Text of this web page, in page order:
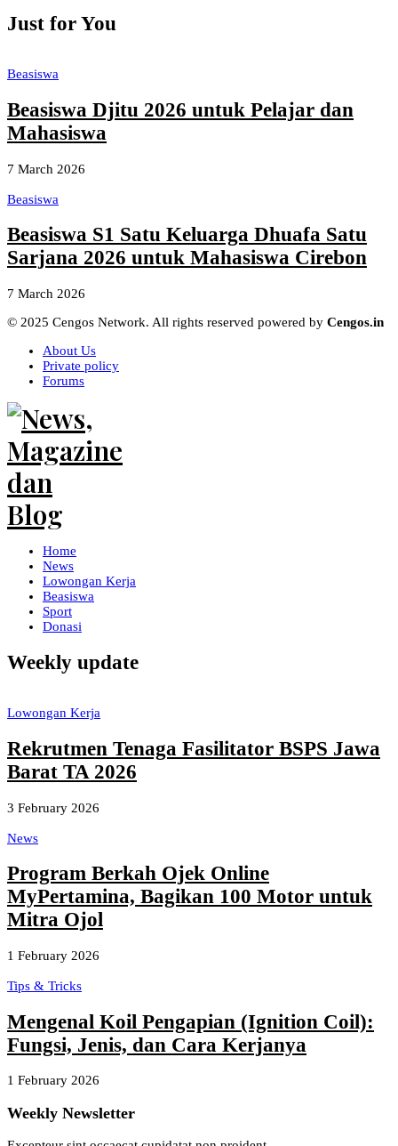
Just for You
Beasiswa
Beasiswa Djitu 2026 untuk Pelajar dan
Mahasiswa
7 March 2026
Beasiswa
Beasiswa S1 Satu Keluarga Dhuafa Satu
Sarjana 2026 untuk Mahasiswa Cirebon
7 March 2026
© 2025 Cengos Network. All rights reserved powered by Cengos.in
About Us
Private policy
Forums
Home
News
Lowongan Kerja
Beasiswa
Sport
Donasi
Weekly update
Lowongan Kerja
Rekrutmen Tenaga Fasilitator BSPS Jawa
Barat TA 2026
3 February 2026
News
Program Berkah Ojek Online
MyPertamina, Bagikan 100 Motor untuk
Mitra Ojol
1 February 2026
Tips & Tricks
Mengenal Koil Pengapian (Ignition Coil):
Fungsi, Jenis, dan Cara Kerjanya
1 February 2026
Weekly Newsletter